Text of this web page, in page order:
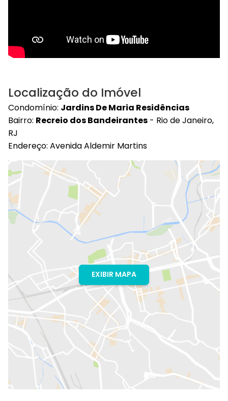
Localização do Imóvel
Condomínio: Jardins De Maria Residências
Bairro: Recreio dos Bandeirantes - Rio de Janeiro,
RJ
Endereço: Avenida Aldemir Martins
EXIBIR MAPA